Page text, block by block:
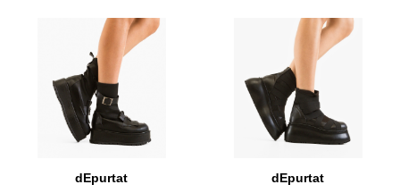
13
dEpurtat
14
dEpurtat